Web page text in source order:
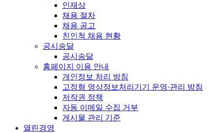
인재상
채용 절차
채용 공고
친인척 채용 현황
공시송달
공시송달
홈페이지 이용 안내
개인정보 처리 방침
고정형 영상정보처리기기 운영·관리 방침
저작권 정책
자동 이메일 수집 거부
게시물 관리 기준
열린경영